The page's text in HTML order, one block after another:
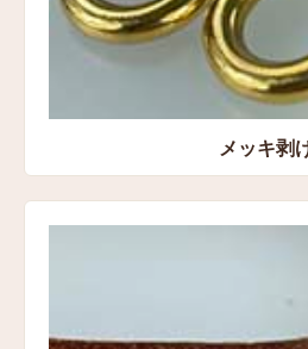
メッキ剥